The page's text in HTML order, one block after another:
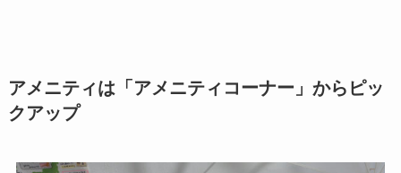
アメニティは「アメニティコーナー」からピッ
クアップ